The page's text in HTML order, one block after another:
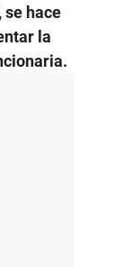
se hace
la